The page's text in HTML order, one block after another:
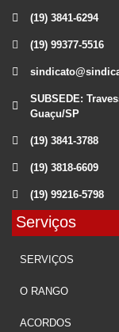
(19) 3841-6294
(19) 99377-5516
SUBSEDE:
Guaçu/SP
(19) 3841-3788
(19) 3818-6609
(19) 99216-5798
Serviços
SERVIÇOS
O RANGO
ACORDOS